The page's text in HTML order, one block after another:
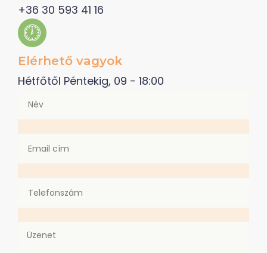
+36 30 593 41 16
Elérhető vagyok
Hétfőtől Péntekig, 09 - 18:00